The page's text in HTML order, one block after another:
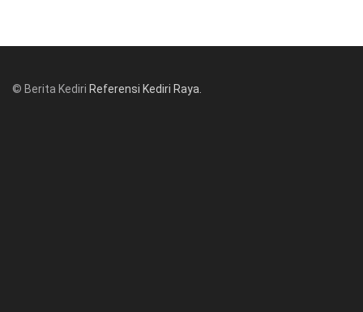
© Berita Kediri Referensi Kediri Raya